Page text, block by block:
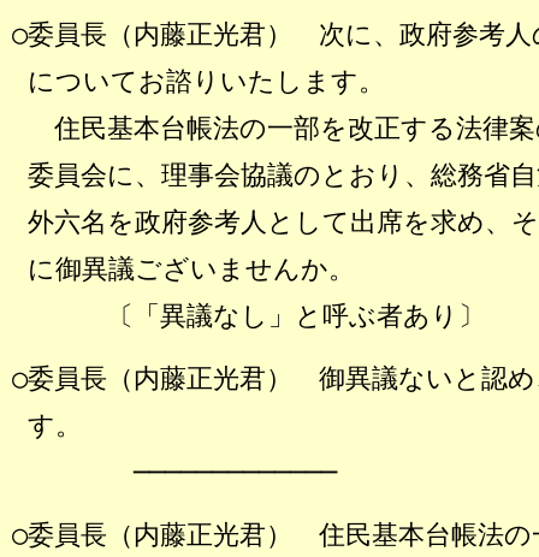
○委員長（内藤正光君） 次に、政府参考
についてお諮りいたします。
住民基本台帳法の一部を改正する法律
委員会に、理事会協議のとおり、総務省
外六名を政府参考人として出席を求め、
に御異議ございませんか。
〔「異議なし」と呼ぶ者あり〕
○委員長（内藤正光君） 御異議ないと認
す。
─────────────
○委員長（内藤正光君） 住民基本台帳法の